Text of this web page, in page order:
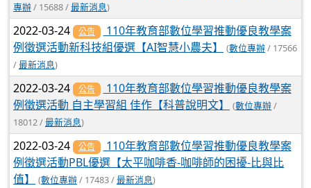
專辦/ 15688 /最新消息)
2022-03-24 公告
110年教育部數位學習推動優良教學案
例徵選活動新科技組優選【AI智慧小農夫】
(數位專辦/ 17566
/最新消息)
2022-03-24 公告
110年教育部數位學習推動優良教學案
例徵選活動 自主學習組 佳作【科普說明文】
(數位專辦/
18012 /最新消息)
2022-03-24 公告
110年教育部數位學習推動優良教學案
例徵選活動PBL優選【太平咖啡香-咖啡師的困擾-比與比
值】
(數位專辦/ 17483 /最新消息)